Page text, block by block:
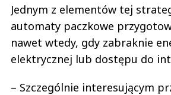
Jednym z elementów tej
automaty paczkowe
nawet wtedy, gdy zabraknie
elektrycznej lub dostępu do
– Szczególnie interesującym